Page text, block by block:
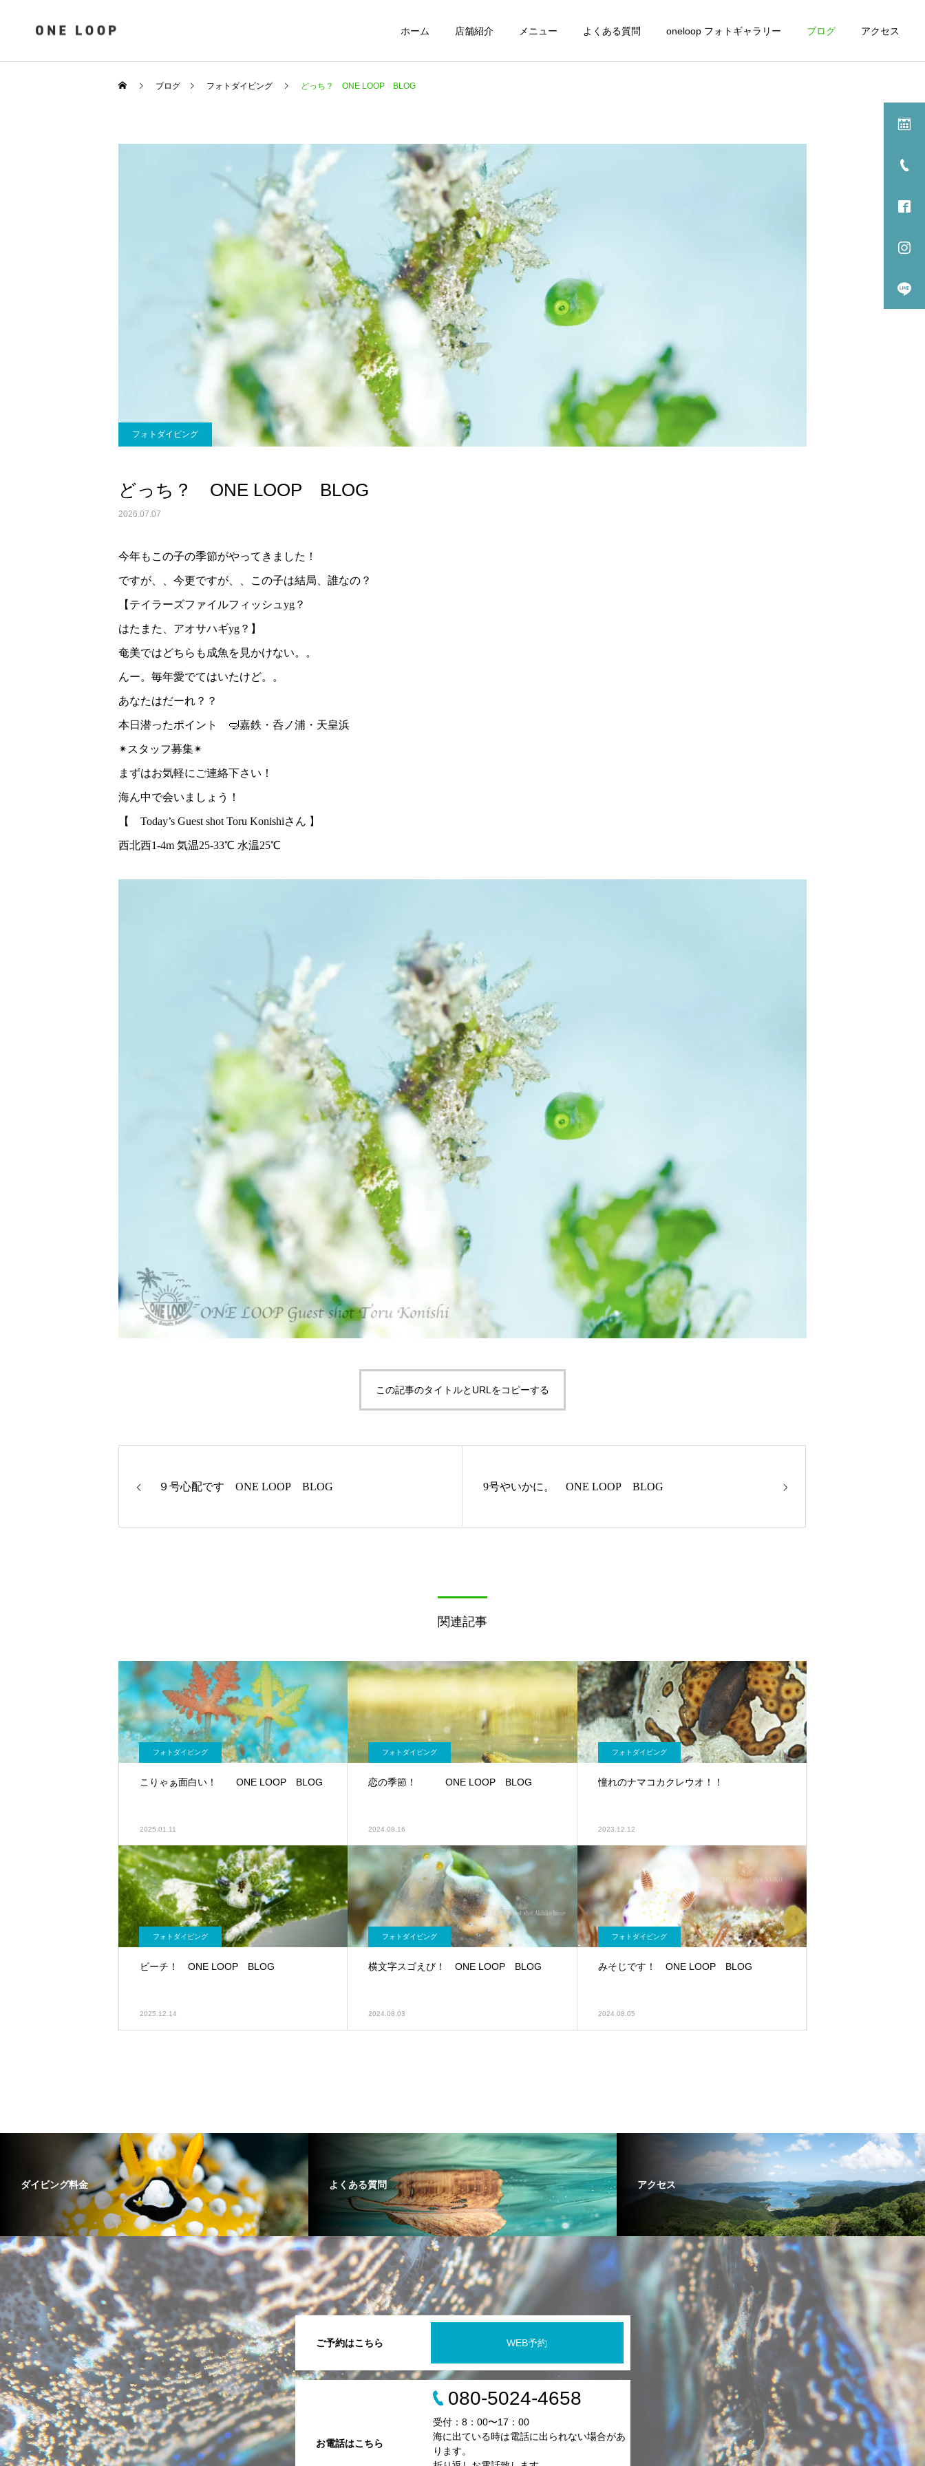
ホーム 店舗紹介 メニュー よくある質問 oneloop フォトギャラリー ブログ アクセス
ブログ フォトダイビング どっち？ ONE LOOP BLOG
フォトダイビング
どっち？ ONE LOOP BLOG
2026.07.07
今年もこの子の季節がやってきました！
ですが、、今更ですが、、この子は結局、誰なの？
【テイラーズファイルフィッシュyg？
はたまた、アオサハギyg？】
奄美ではどちらも成魚を見かけない。。
んー。毎年愛でてはいたけど。。
あなたはだーれ？？
本日潜ったポイント 🤿嘉鉄・呑ノ浦・天皇浜
✴︎スタッフ募集✴︎
まずはお気軽にご連絡下さい！
海ん中で会いましょう！
【 Today’s Guest shot Toru Konishiさん 】
西北西1-4m 気温25-33℃ 水温25℃
この記事のタイトルとURLをコピーする
９号心配です ONE LOOP BLOG 9号やいかに。 ONE LOOP BLOG
関連記事
フォトダイビング
こりゃぁ面白い！ ONE LOOP BLOG
2025.01.11
フォトダイビング
恋の季節！ ONE LOOP BLOG
2024.08.16
フォトダイビング
憧れのナマコカクレウオ！！
2023.12.12
フォトダイビング
ビーチ！ ONE LOOP BLOG
2025.12.14
フォトダイビング
横文字スゴえび！ ONE LOOP BLOG
2024.08.03
フォトダイビング
みそじです！ ONE LOOP BLOG
2024.08.05
ダイビング料金 よくある質問 アクセス
ご予約はこちら WEB予約
お電話はこちら
080-5024-4658
受付：8：00〜17：00
海に出ている時は電話に出られない場合があ
ります。